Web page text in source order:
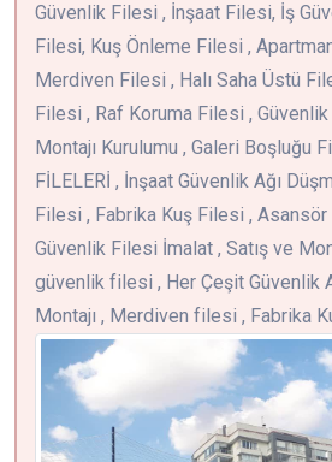
Güvenlik Filesi , İnşaat Filesi, İş
Filesi, Kuş Önleme Filesi ,
Merdiven Filesi , Halı Saha Üstü
Filesi , Raf Koruma Filesi ,
Montajı Kurulumu , Galeri Boşluğu
FİLELERİ , İnşaat Güvenlik Ağı
Filesi , Fabrika Kuş Filesi ,
Güvenlik Filesi İmalat , Satış ve
güvenlik filesi , Her Çeşit Güvenlik
Montajı , Merdiven filesi , Fabrika